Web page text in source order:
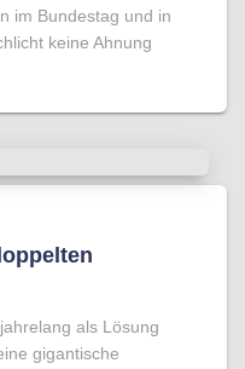
im Bundestag und in
keine Ahnung
als Lösung
gigantische